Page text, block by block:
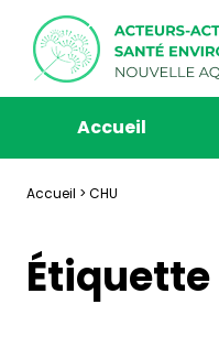
Accueil
Accueil > CHU
Étiquette